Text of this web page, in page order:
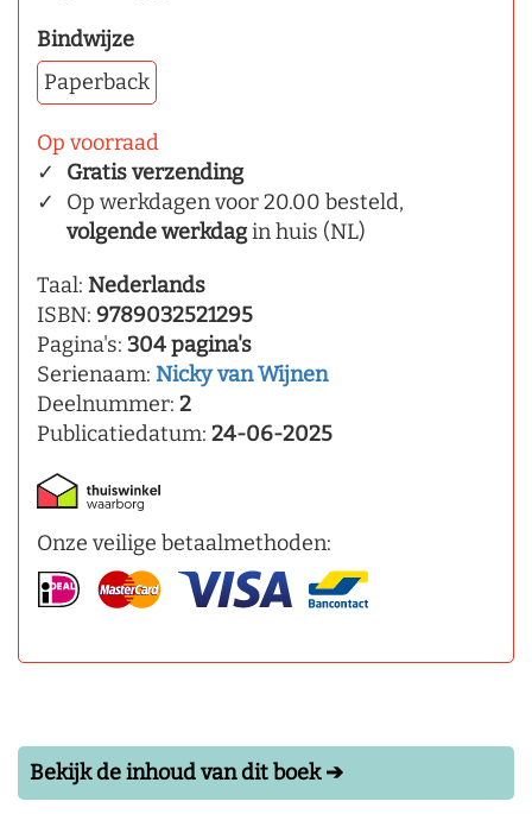
Bindwijze
Paperback
Op voorraad
Gratis verzending
Op werkdagen voor 20.00 besteld,
volgende werkdagin huis (NL)
Taal: Nederlands
ISBN: 9789032521295
Pagina's: 304 pagina's
Serienaam: Nicky van Wijnen
Deelnummer: 2
Publicatiedatum: 24-06-2025
Onze veilige betaalmethoden:
Bekijk de inhoud van dit boek ➔